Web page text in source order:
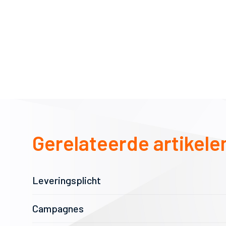
Gerelateerde
Leveringsplicht
Campagnes